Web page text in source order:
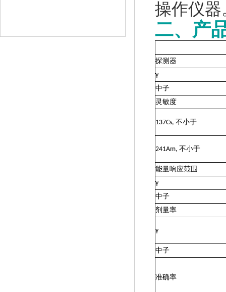
操作仪器
二、产
探测器
γ
中子
灵敏度
137Сs, 不小于
241Am, 不小于
能量响应范围
γ
中子
剂量率
γ
中子
准确率